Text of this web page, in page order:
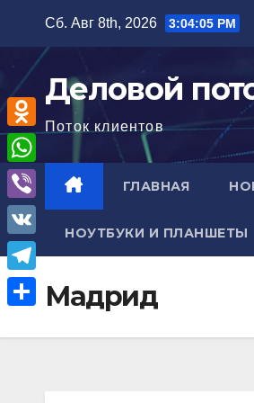
содержимому
Сб. Авг 8th, 2026 3:04:06 PM
Деловой
Поток клиентов
ГЛАВНАЯ
НОУТБУКИ И ПЛАНШЕТЫ
Мадрид
O
d
n
o
k
l
s
W
h
a
s
V
i
b
e
V
K
T
l